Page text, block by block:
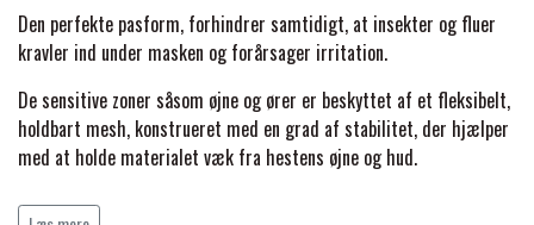
SKO & SMEDEVÆRKTØJ
PONYTRAV
MONTÉ
TERAPI
PREMIER EQUINE GRIMER & TRÆKTOV
PREMIER EQUINE TRENSE & TILBEHØR
EMIN
FENWICK LIQUID TITANIUM®
Den perfekte pasform, forhindrer samtidigt, at insekter og fluer
kravler ind under masken og forårsager irritation.
De sensitive zoner såsom øjne og ører er beskyttet af et fleksibelt,
holdbart mesh, konstrueret med en grad af stabilitet, der hjælper
med at holde materialet væk fra hestens øjne og hud.